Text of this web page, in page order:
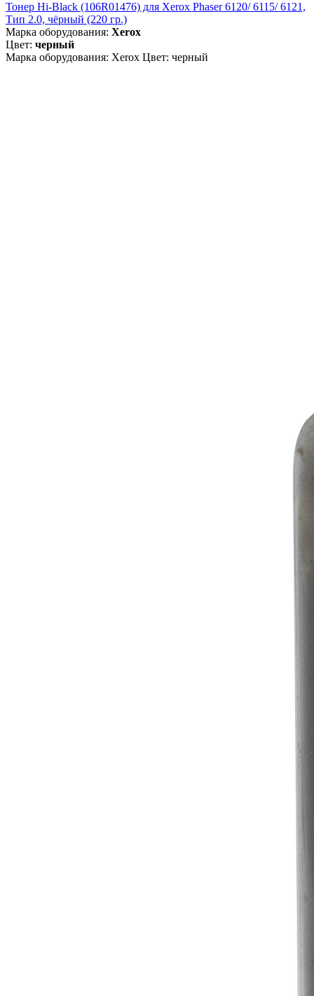
Тонер Hi-Black (106R01476) для Xerox Phaser 6120/ 6115/ 6121,
Тип 2.0, чёрный (220 гр.)
Марка оборудования: Xerox
Цвет: черный
Марка оборудования: Xerox Цвет: черный